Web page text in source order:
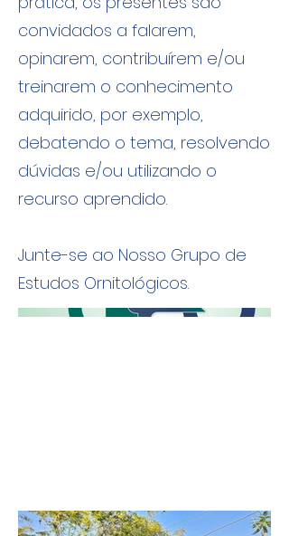
convidados a falarem,
opinarem, contribuírem e/ou
treinarem o conhecimento
adquirido, por exemplo,
debatendo o tema, resolvendo
dúvidas e/ou utilizando o
recurso aprendido.
Junte-se ao Nosso Grupo de
Estudos Ornitológicos.